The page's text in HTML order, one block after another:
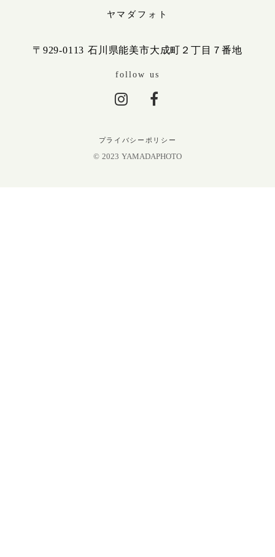
ヤマダフォト
〒929-0113 石川県能美市大成町２丁目７番地
follow us
プライバシーポリシー
© 2023 YAMADAPHOTO